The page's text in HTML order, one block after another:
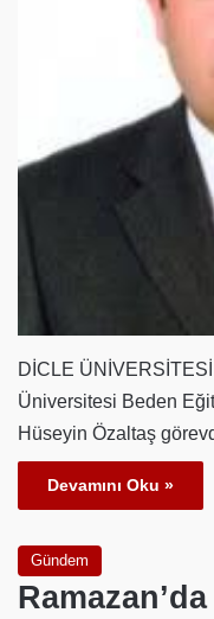
DİCLE
Üniversitesi Beden
Hüseyin Özaltaş
Devamını Oku »
Gündem